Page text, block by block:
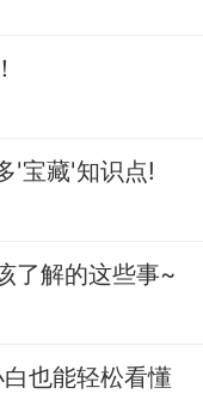
'宝藏'知识点!
了解的这些事~
也能轻松看懂